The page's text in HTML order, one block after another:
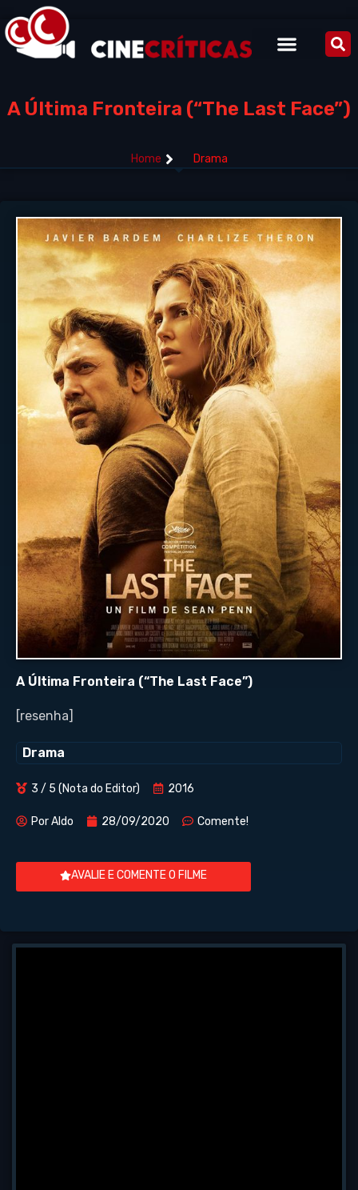
A Última Fronteira (“The Last Face”)
Home Drama
A Última Fronteira (“The Last Face”)
[resenha]
Drama
3 / 5 (Nota do Editor) 2016
PorAldo 28/09/2020 Comente!
AVALIE E COMENTE O FILME